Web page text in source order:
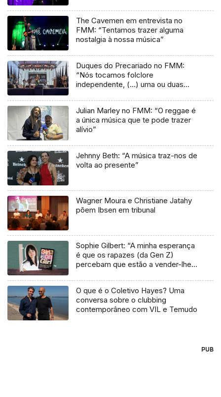
The Cavemen em entrevista no
FMM: “Tentamos trazer alguma
nostalgia à nossa música”
Duques do Precariado no FMM:
“Nós tocamos folclore
independente, (…) uma ou duas
Julian Marley no FMM: “O reggae é
a única música que te pode trazer
alívio”
Jehnny Beth: “A música traz-nos de
volta ao presente”
Wagner Moura e Christiane Jatahy
põem Ibsen em tribunal
Sophie Gilbert: “A minha esperança
é que os rapazes (da Gen Z)
percebam que estão a vender-lhes
O que é o Coletivo Hayes? Uma
conversa sobre o clubbing
contemporâneo com VIL e Temudo
PUB